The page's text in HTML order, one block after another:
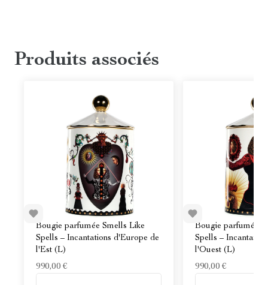
Produits associés
Bougie parfumée Smells Like
Spells – Incantations d'Europe de
l'Est (L)
990,00 €
Bougie parfumée
Spells –
l'Ouest (L)
990,00 €